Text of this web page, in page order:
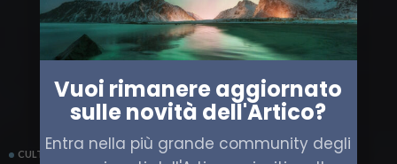
CULTURA DANIMARCA GROENLANDIA
Vuoi rimanere aggiornato
sulle novità dell'Artico?
Entra nella più grande community degli